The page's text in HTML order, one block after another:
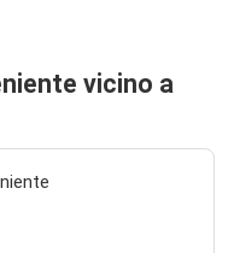
vicino a